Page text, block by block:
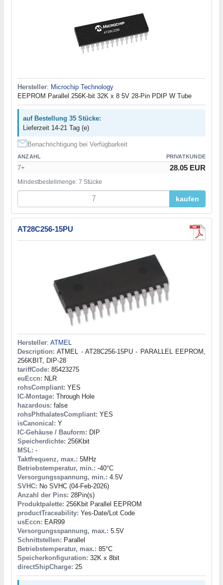
Hersteller: Microchip Technology
EEPROM Parallel 256K-bit 32K x 8 5V 28-Pin PDIP W Tube
auf Bestellung 35 Stücke:
Lieferzeit 14-21 Tag (e)
Benachrichtigung bei Verfügbarkeit
ANZAHL PRIVATKUNDE
7+ 28.05 EUR
Mindestbestellmenge: 7 Stücke
kaufen
AT28C256-15PU
Hersteller: ATMEL
Description: ATMEL - AT28C256-15PU - PARALLEL EEPROM,
256KBIT, DIP-28
tariffCode: 85423275
euEccn: NLR
rohsCompliant: YES
IC-Montage: Through Hole
hazardous: false
rohsPhthalatesCompliant: YES
isCanonical: Y
IC-Gehäuse / Bauform: DIP
Speicherdichte: 256Kbit
MSL: -
Taktfrequenz, max.: 5MHz
Betriebstemperatur, min.: -40°C
Versorgungsspannung, min.: 4.5V
SVHC: No SVHC (04-Feb-2026)
Anzahl der Pins: 28Pin(s)
Produktpalette: 256Kbit Parallel EEPROM
productTraceability: Yes-Date/Lot Code
usEccn: EAR99
Versorgungsspannung, max.: 5.5V
Schnittstellen: Parallel
Betriebstemperatur, max.: 85°C
Speicherkonfiguration: 32K x 8bit
directShipCharge: 25